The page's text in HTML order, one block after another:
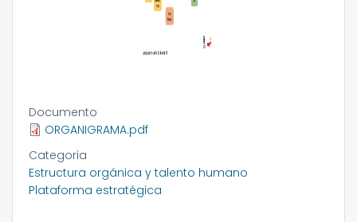
Documento
ORGANIGRAMA.pdf
Categoria
Estructura orgánica y talento humano
Plataforma estratégica